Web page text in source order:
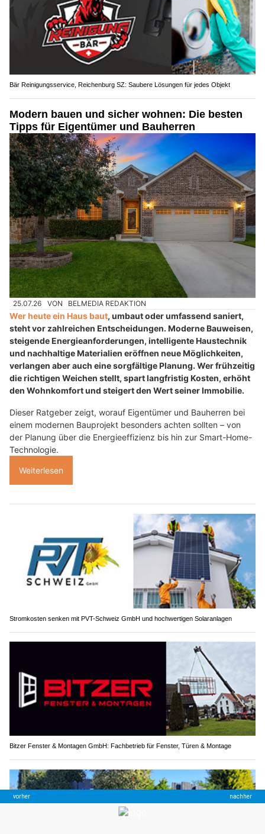
Bär Reinigungsservice, Reichenburg SZ: Saubere Lösungen für jedes Objekt
Modern bauen und sicher wohnen: Die besten
Tipps für Eigentümer und Bauherren
25.07.26 VON BELMEDIA REDAKTION
Wer heute ein Haus baut, umbaut oder umfassend saniert,
steht vor zahlreichen Entscheidungen. Moderne Bauweisen,
steigende Energieanforderungen, intelligente Haustechnik
und nachhaltige Materialien eröffnen neue Möglichkeiten,
verlangen aber auch eine sorgfältige Planung. Wer frühzeitig
die richtigen Weichen stellt, spart langfristig Kosten, erhöht
den Wohnkomfort und steigert den Wert seiner Immobilie.
Dieser Ratgeber zeigt, worauf Eigentümer und Bauherren bei
einem modernen Bauprojekt besonders achten sollten – von
der Planung über die Energieeffizienz bis hin zur Smart-Home-
Technologie.
Weiterlesen
Stromkosten senken mit PVT-Schweiz GmbH und hochwertigen Solaranlagen
Bitzer Fenster & Montagen GmbH: Fachbetrieb für Fenster, Türen & Montage